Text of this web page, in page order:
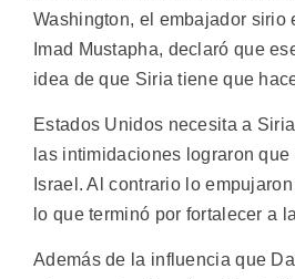
Washington, el embajador sirio
Imad Mustapha, declaró que
idea de que Siria tiene que
Estados Unidos necesita a
las intimidaciones lograron
Israel. Al contrario lo
lo que terminó por fortalecer a
Además de la influencia que